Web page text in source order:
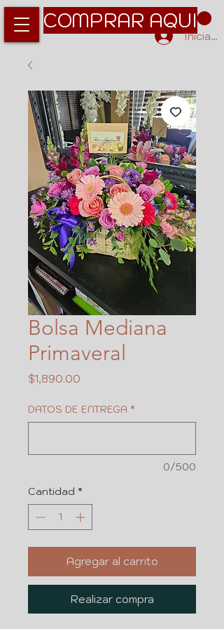
COMPRAR AQUI
Iniciar
Bolsa Mediana
Primaveral
$1,890.00
DATOS DE ENTREGA *
0/500
Cantidad *
Agregar al carrito
Realizar compra